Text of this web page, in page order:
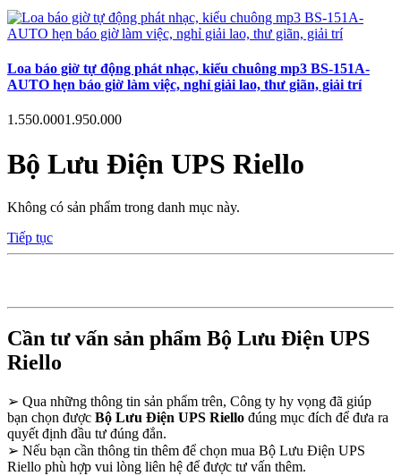
Loa báo giờ tự động phát nhạc, kiểu chuông mp3 BS-151A-
AUTO hẹn báo giờ làm việc, nghỉ giải lao, thư giãn, giải trí
1.550.0001.950.000
Bộ Lưu Điện UPS Riello
Không có sản phẩm trong danh mục này.
Tiếp tục
Cần tư vấn sản phẩm Bộ Lưu Điện UPS
Riello
➢ Qua những thông tin sản phẩm trên, Công ty hy vọng đã giúp
bạn chọn được Bộ Lưu Điện UPS Riello đúng mục đích để đưa ra
quyết định đầu tư đúng đắn.
➢ Nếu bạn cần thông tin thêm để chọn mua Bộ Lưu Điện UPS
Riello phù hợp vui lòng liên hệ để được tư vấn thêm.